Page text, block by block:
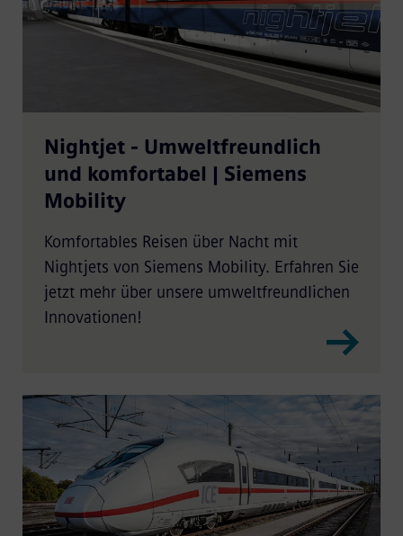
Nightjet - Umweltfreundlich
und komfortabel | Siemens
Mobility
Komfortables Reisen über Nacht mit
Nightjets von Siemens Mobility. Erfahren Sie
jetzt mehr über unsere umweltfreundlichen
Innovationen!